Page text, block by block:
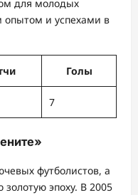
для молодых
опытом и успехами в
Голы
7
футболистов, а
золотую эпоху. В 2005